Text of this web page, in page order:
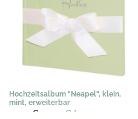
Hochzeitsalbum "Neapel", klein,
mint, erweiterbar
49,75 € 39,99 € *